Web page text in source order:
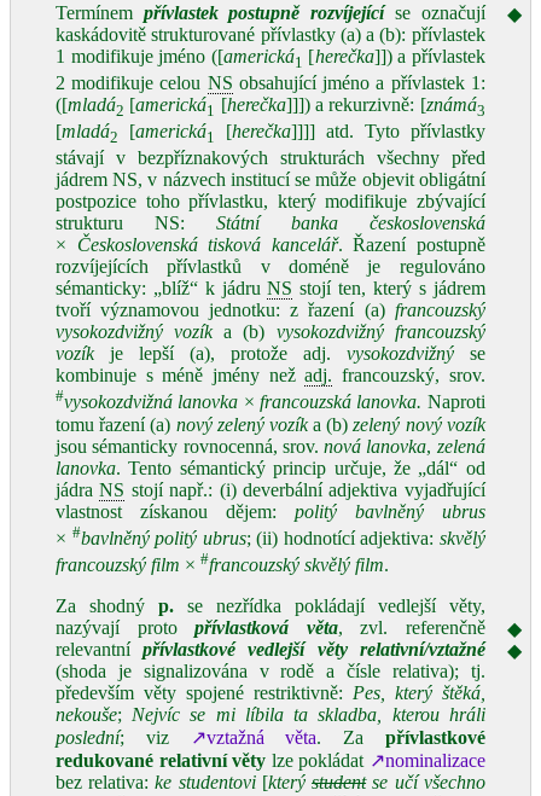
Termínem přívlastek postupně rozvíjejícíse označují
kaskádovitě strukturované přívlastky (a) a (b): přívlastek
1 modifikuje jméno ([americká1 [herečka]]) a přívlastek
2 modifikuje celou NS obsahující jméno a přívlastek 1:
([mladá2 [americká1 [herečka]]]) a rekurzivně: [známá3
[mladá2 [americká1 [herečka]]]] atd. Tyto přívlastky
stávají v bezpříznakových strukturách všechny před
jádrem NS, v názvech institucí se může objevit obligátní
postpozice toho přívlastku, který modifikuje zbývající
strukturu NS: Státní banka československá
× Československá tisková kancelář. Řazení postupně
rozvíjejících přívlastků v doméně je regulováno
sémanticky: „blíž“ k jádruNS stojí ten, který s jádrem
tvoří významovou jednotku: z řazení (a) francouzský
vysokozdvižný vozíka (b) vysokozdvižný francouzský
vozíkje lepší (a), protože adj. vysokozdvižnýse
kombinuje s méně jmény nežadj. francouzský, srov.
#vysokozdvižná lanovka ×francouzská lanovka. Naproti
tomu řazení (a) nový zelený vozíka (b)zelený nový vozík
jsou sémanticky rovnocenná, srov.nová lanovka, zelená
lanovka. Tento sémantický princip určuje, že „dál“ od
jádraNS stojí např.: (i) deverbální adjektiva vyjadřující
vlastnost získanou dějem: politý bavlněný ubrus
× #bavlněný politý ubrus; (ii) hodnotící adjektiva: skvělý
francouzský film × #francouzský skvělý film.
Za shodný p.se nezřídka pokládají vedlejší věty,
nazývají protopřívlastková věta, zvl. referenčně
relevantnípřívlastkové vedlejší věty relativní/vztažné
(shoda je signalizována v rodě a čísle relativa); tj.
především věty spojené restriktivně: Pes, který štěká,
nekouše;Nejvíc se mi líbila ta skladba, kterou hráli
poslední; viz ↗vztažná věta. Za přívlastkové
redukované relativní věty lze pokládat ↗nominalizace
bez relativa:ke studentovi[kterýstudentse učí všechno
◆
◆
◆